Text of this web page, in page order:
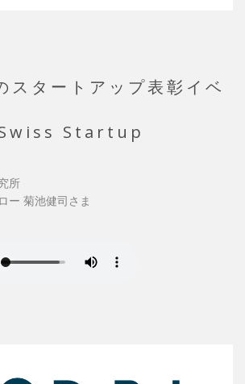
スタートアップ表彰イベ
Startup
所
ー 菊池健司さま